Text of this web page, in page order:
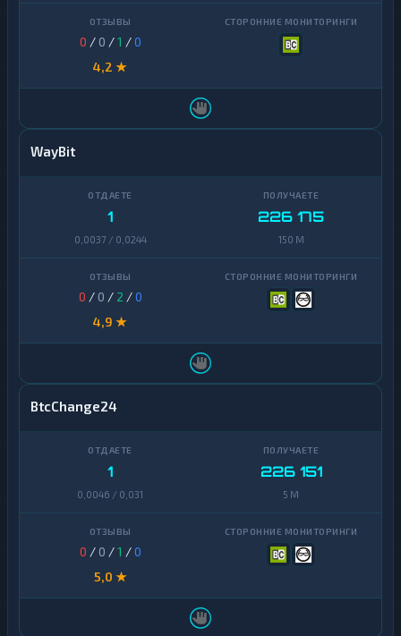
0 / 0 /1 /0
4,2 ★
WayBit
1
0,0037 / 0,0244
226 175
150 M
0 / 0 / 2 /0
4,9 ★
BtcChange24
1
0,0046 / 0,031
226 151
5 M
0 / 0 /1 /0
5,0 ★